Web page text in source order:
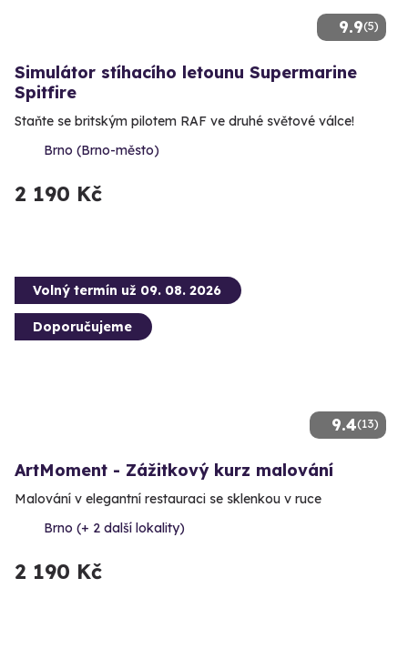
9.9(5)
Simulátor stíhacího letounu Supermarine
Spitfire
Staňte se britským pilotem RAF ve druhé světové válce!
Brno (Brno-město)
2 190 Kč
9.4(13)
Volný termín už 09. 08. 2026
Doporučujeme
ArtMoment - Zážitkový kurz malování
Malování v elegantní restauraci se sklenkou v ruce
Brno (+ 2 další lokality)
2 190 Kč